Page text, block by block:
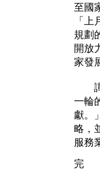
至國
「
規劃
開放
家發
譚
一輪
獻。
略，
服務
完